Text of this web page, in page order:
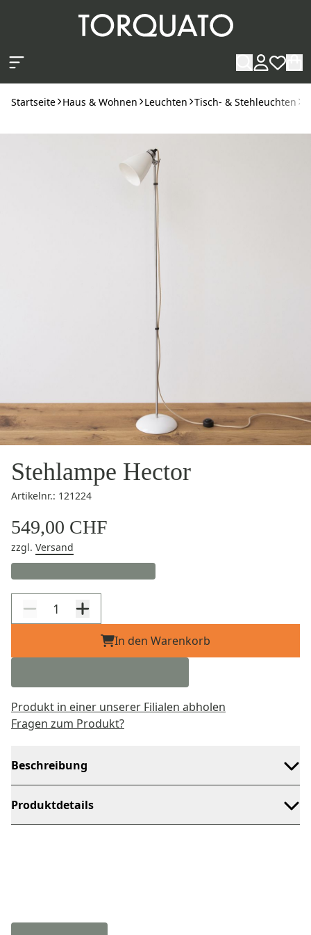
Startseite Haus & Wohnen Leuchten Tisch- & Stehleuchten
Stehlampe Hector
Artikelnr.: 121224
549,00 CHF
zzgl. Versand
In den Warenkorb
Produkt in einer unserer Filialen abholen
Fragen zum Produkt?
Beschreibung
Produktdetails